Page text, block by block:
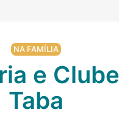
NA FAMÍLIA
e
Taba